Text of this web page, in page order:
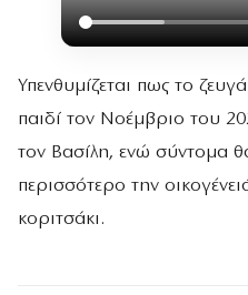
Υπενθυμίζεται πως το
παιδί τον Νοέμβριο του
τον Βασίλη, ενώ σύντομα
περισσότερο την
κοριτσάκι.